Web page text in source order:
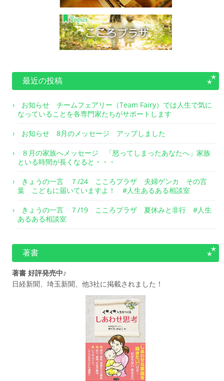
最近の投稿
お知らせ チームフェアリー（Team Fairy）では人生で気に
なっていることを各専門家たちがサポートします
お知らせ 8月のメッセージ アップしました
８月の家族へメッセージ 「怒ってしまったあなたへ」家族
といる時間が長くなると・・・
きょうの一言 ７/24 こころプラザ 夫婦ゲンカ その言
葉 こどもに届いていますよ！ #人生あるある相談室
きょうの一言 ７/19 こころプラザ 夏休みと非行 #人生
あるある相談室
著書
著書 好評発売中♪
日経新聞、埼玉新聞、他3社に掲載されました！